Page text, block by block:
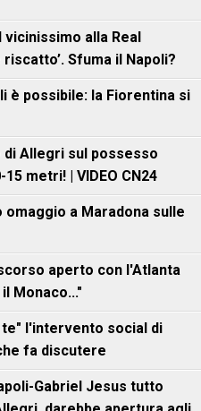
vicinissimo alla Real
Sfuma il Napoli?
è possibile: la Fiorentina si
Allegri sul possesso
metri! | VIDEO CN24
omaggio a Maradona sulle
aperto con l'Atlanta
Monaco..."
te" l'intervento social di
fa discutere
Gabriel Jesus tutto